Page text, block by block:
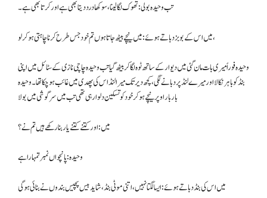
تب وحیدہ بولی: تھوک لگا لینا، سوکھا درد دیتا بھی ہے اور کرتا بھی ہے۔
میں اس کے بوبز دباتے ہوئے: میں نیچے بیٹھ جاتا ہوں تم خود جس طرح کرنا چاہتی ہو کرلو،
وحیدہ فوراً میری بات مان گئی میں دیوار کے ساتھ ٹوہ لگا کر بیٹھ گیا تب وحیدہ چاچی نازی کے سٹائل میں اپنی
بنڈ کو باہر نکالا اور میرے لنڈ پر دبانے لگی، کچھ دیر تک میرا لنڈ اس کی پھدی میں غائب ہوچکا تھا۔ وحیدہ
بار بار اوپر نیچے ہو کر خود کو تسکین دلوارہی تھی تب میں سرگوشی میں بولا
میں: اور کتنے کتنے یار بنا رکھے ہیں تم نے؟
وحیدہ: پانچواں نمبر تمہارا ہے
میں اس کی بنڈ دباتے ہوئے: ایسا لگتا نہیں، اتنی موٹی بنڈ، شاید بیس پچیس بندوں نے بنائی ہوگی